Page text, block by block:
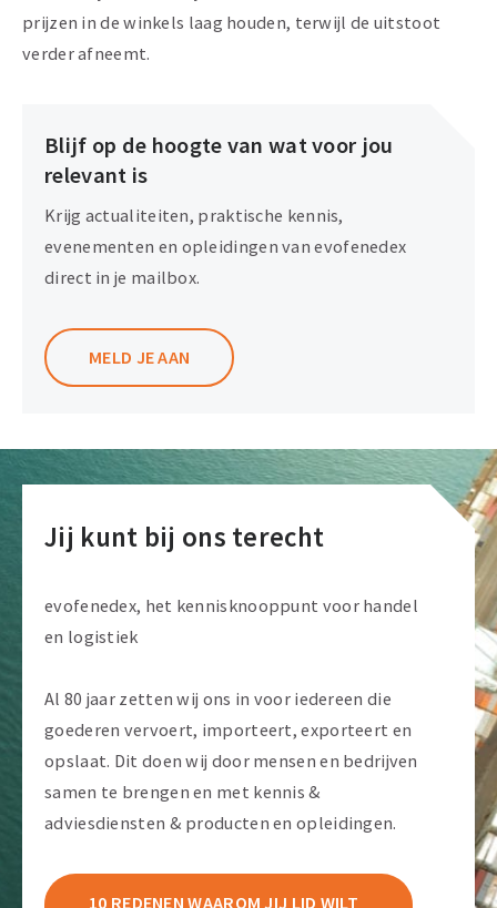
prijzen in de winkels laag houden, terwijl de uitstoot
verder afneemt.
Blijf op de hoogte van wat voor jou
relevant is
Krijg actualiteiten, praktische kennis,
evenementen en opleidingen van evofenedex
direct in je mailbox.
MELD JE AAN
Jij kunt bij ons terecht
evofenedex, het kennisknooppunt voor handel
en logistiek
Al 80 jaar zetten wij ons in voor iedereen die
goederen vervoert, importeert, exporteert en
opslaat. Dit doen wij door mensen en bedrijven
samen te brengen en met kennis &
adviesdiensten & producten en opleidingen.
10 REDENEN WAAROM JIJ LID WILT